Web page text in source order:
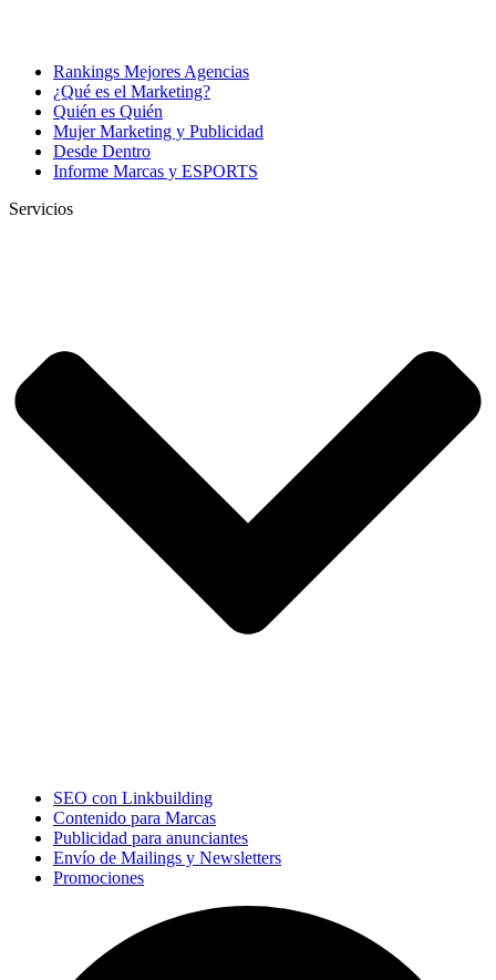
Rankings Mejores Agencias
¿Qué es el Marketing?
Quién es Quién
Mujer Marketing y Publicidad
Desde Dentro
Informe Marcas y ESPORTS
Servicios
SEO con Linkbuilding
Contenido para Marcas
Publicidad para anunciantes
Envío de Mailings y Newsletters
Promociones